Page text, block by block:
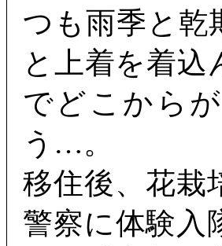
つも雨季と乾
と上着を着
でどこから
う…。
移住後、花栽
警察に体験入